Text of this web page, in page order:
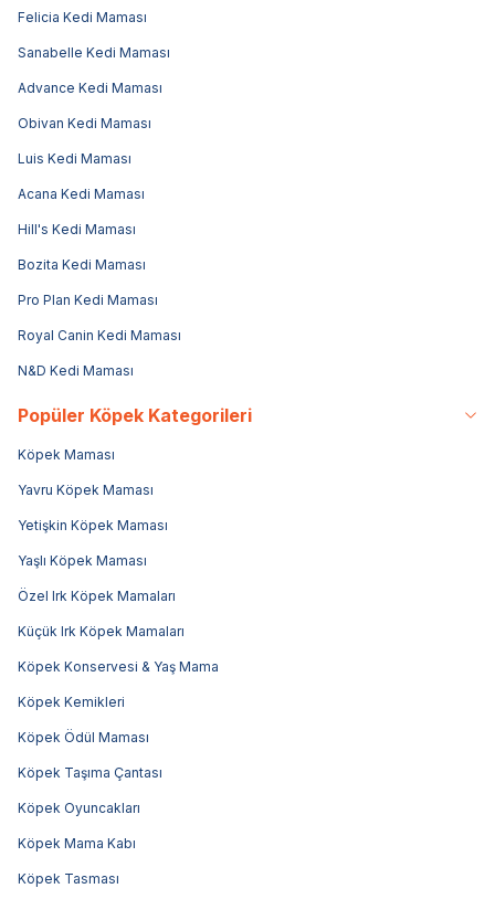
Felicia Kedi Maması
Sanabelle Kedi Maması
Advance Kedi Maması
Obivan Kedi Maması
Luis Kedi Maması
Acana Kedi Maması
Hill's Kedi Maması
Bozita Kedi Maması
Pro Plan Kedi Maması
Royal Canin Kedi Maması
N&D Kedi Maması
Popüler Köpek Kategorileri
Köpek Maması
Yavru Köpek Maması
Yetişkin Köpek Maması
Yaşlı Köpek Maması
Özel Irk Köpek Mamaları
Küçük Irk Köpek Mamaları
Köpek Konservesi & Yaş Mama
Köpek Kemikleri
Köpek Ödül Maması
Köpek Taşıma Çantası
Köpek Oyuncakları
Köpek Mama Kabı
Köpek Tasması